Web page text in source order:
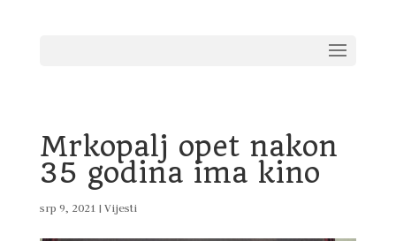
Mrkopalj opet nakon
35 godina ima kino
srp 9, 2021 | Vijesti